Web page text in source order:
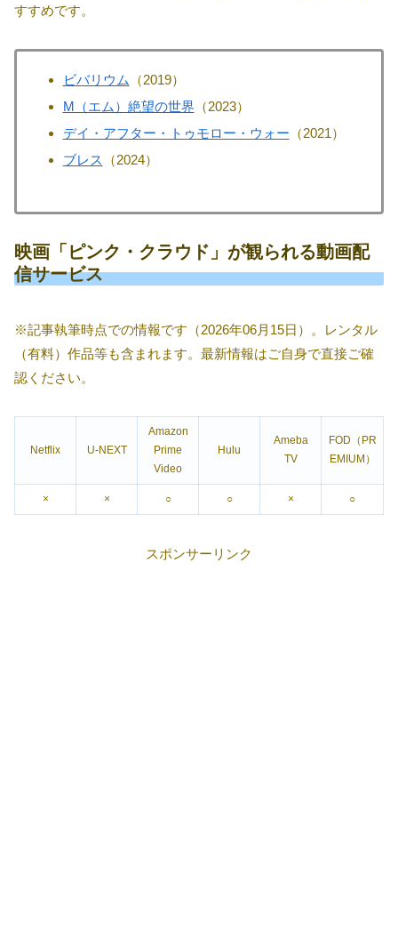
すすめです。
ビバリウム （2019）
M（エム）絶望の世界 （2023）
デイ・アフター・トゥモロー・ウォー （2021）
ブレス （2024）
映画「ピンク・クラウド」が観られる動画配
信サービス
※記事執筆時点での情報です（2026年06月15日）。レンタル
（有料）作品等も含まれます。最新情報はご自身で直接ご確
認ください。
Netflix U-NEXT
Amazon
Prime
Video
Hulu
Ameba
TV
FOD（PR
EMIUM）
× × ○ ○ × ○
スポンサーリンク